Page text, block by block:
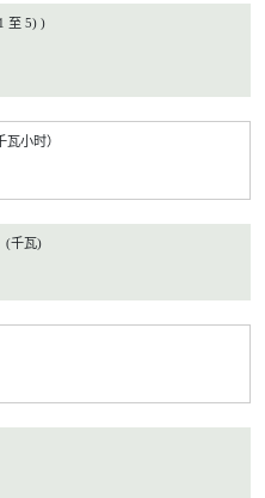
至 5) )
小时）
(千瓦)